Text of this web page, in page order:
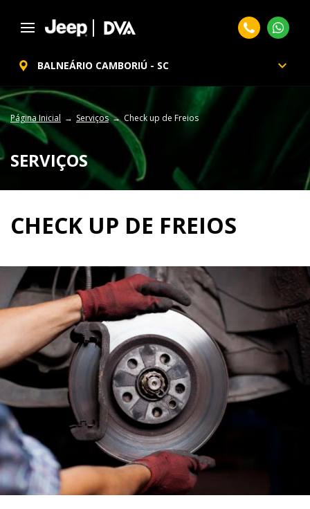
BALNEÁRIO CAMBORIÚ - SC
Página Inicial Serviços Check up de Freios
SERVIÇOS
CHECK UP DE FREIOS